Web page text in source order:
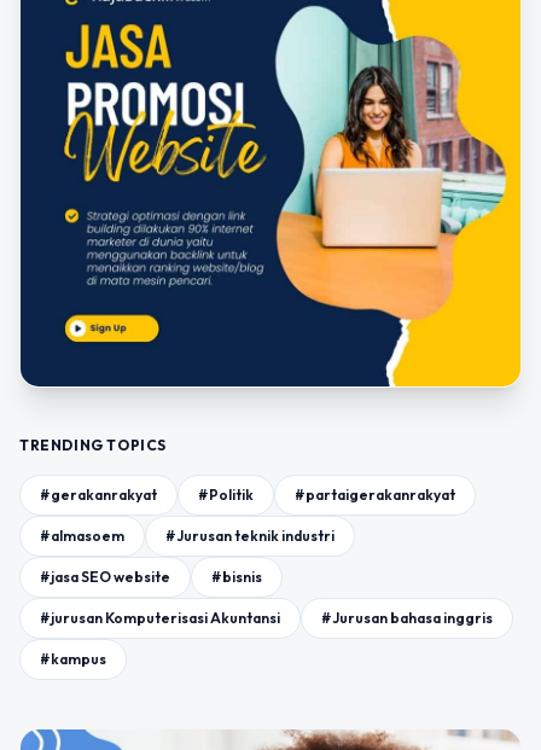
TRENDING TOPICS
#gerakanrakyat #Politik #partaigerakanrakyat
#almasoem #Jurusan teknik industri
#jasa SEO website #bisnis
#jurusan Komputerisasi Akuntansi #Jurusan bahasa inggris
#kampus